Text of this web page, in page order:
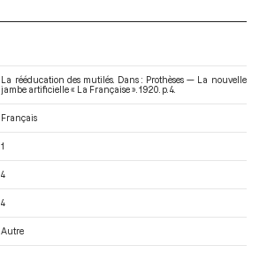
La rééducation des mutilés. Dans : Prothèses — La nouvelle
jambe artificielle « La Française » . 1920. p. 4.
Français
1
4
4
Autre